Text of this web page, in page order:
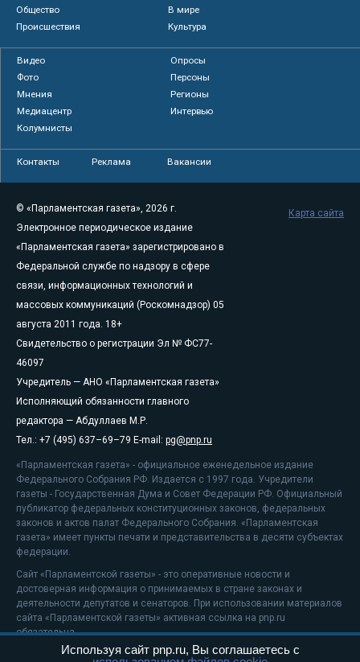
Общество
В мире
Происшествия
Культура
Видео
Опросы
Фото
Персоны
Мнения
Регионы
Медиацентр
Интервью
Колумнисты
Контакты Реклама Вакансии
© «Парламентская газета», 2026 г.
Электронное периодическое издание
«Парламентская газета» зарегистрировано в
Федеральной службе по надзору в сфере
связи, информационных технологий и
массовых коммуникаций (Роскомнадзор) 05
августа 2011 года. 18+
Свидетельство о регистрации Эл № ФС77-
46097
Учредитель — АНО «Парламентская газета»
Исполняющий обязанности главного
редактора — Абдуллаев М.Р.
Тел.: +7 (495) 637–69–79 E-mail: pg@pnp.ru
«Парламентская газета» - официальное еженедельное издание
Федерального Собрания РФ. Издается с 1997 года. Учредители
газеты - Государственная Дума и Совет Федерации РФ. Официальный
публикатор федеральных конституционных законов, федеральных
законов и актов палат Федерального Собрания. «Парламентская
газета» имеет пункты печати и представительства в десяти субъектах
федерации.
Сайт «Парламентской газеты» - это оперативные новости и
достоверная информация о принимаемых в стране законах и
деятельности депутатов и сенаторов. При использовании материалов
сайта «Парламентской газеты» активная ссылка на pnp.ru
обязательна.
На информационном ресурсе применяютсярекомендательные
Карта сайта
Используя сайт pnp.ru, Вы соглашаетесь с